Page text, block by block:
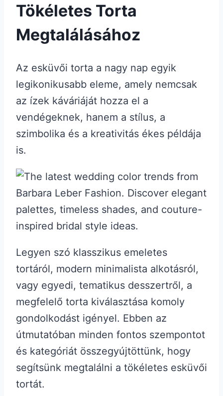
Tökéletes Torta
Megtalálásához
Az esküvői torta a nagy nap egyik
legikonikusabb eleme, amely nemcsak
az ízek káváriáját hozza el a
vendégeknek, hanem a stílus, a
szimbolika és a kreativitás ékes példája
is.
Legyen szó klasszikus emeletes
tortáról, modern minimalista alkotásról,
vagy egyedi, tematikus desszertről, a
megfelelő torta kiválasztása komoly
gondolkodást igényel. Ebben az
útmutatóban minden fontos szempontot
és kategóriát összegyújtöttünk, hogy
segítsünk megtalálni a tökéletes esküvői
tortát.